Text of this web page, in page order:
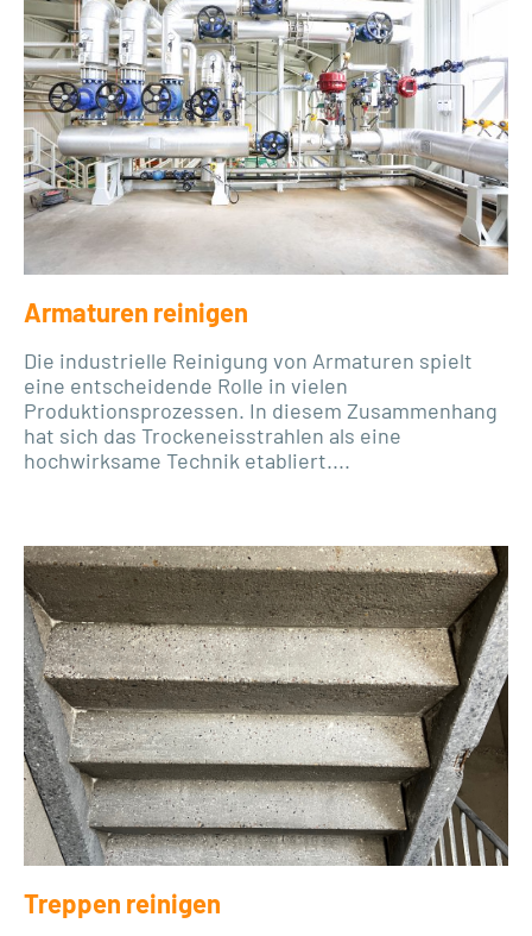
Armaturen reinigen
Die industrielle Reinigung von Armaturen spielt
eine entscheidende Rolle in vielen
Produktionsprozessen. In diesem Zusammenhang
hat sich das Trockeneisstrahlen als eine
hochwirksame Technik etabliert....
Treppen reinigen